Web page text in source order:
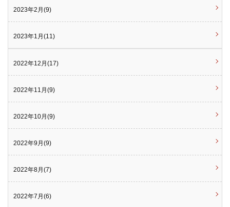
2023年2月(9)
2023年1月(11)
2022年12月(17)
2022年11月(9)
2022年10月(9)
2022年9月(9)
2022年8月(7)
2022年7月(6)